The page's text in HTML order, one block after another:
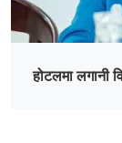
होटलमा लगानी